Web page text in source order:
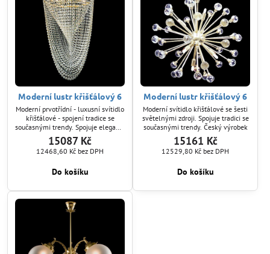
Moderní lustr křišťálový 6
Moderní prvotřídní - luxusní svítidlo
křišťálové - spojení tradice se
současnými trendy. Spojuje eleganci
a kvalitní zpracování. Okouzlující
světelné efekty - se šesti
světelnými zdroji. Český výrobek
15087 Kč
12468,60 Kč bez DPH
Do košíku
Moderní lustr křišťálový 6
Moderní svítidlo křišťálové se šesti
světelnými zdroji. Spojuje tradici se
současnými trendy. Český výrobek
15161 Kč
12529,80 Kč bez DPH
Do košíku